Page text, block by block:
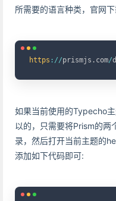
所需要的语言种类，官网下
https : //prismjs . com/
如果当前使用的Typecho
以的，只需要将Prism的两
录，然后打开当前主题的
添加如下代码即可: